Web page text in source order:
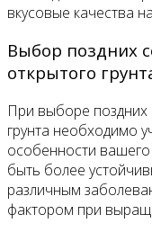
вкусовые качества
Выбор поздних
открытого
При выборе поздних
грунта необходимо
особенности
быть более
различным
фактором при